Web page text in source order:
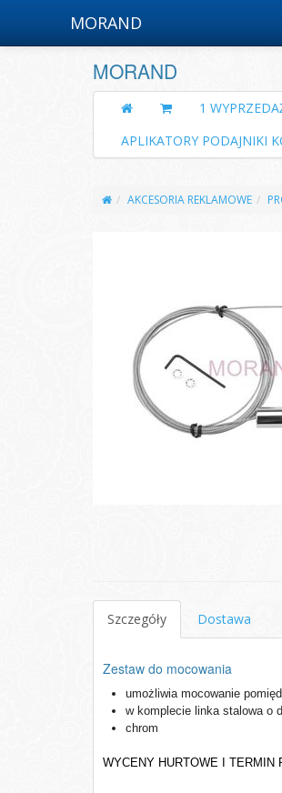
MORAND
MORAND
1
APLIKATORY PODAJNIKI
AKCESORIA REKLAMOWE
Szczegóły Dostawa
Zestaw do mocowania
umożliwia mocowanie
w komplecie linka stalowa o
chrom
WYCENY HURTOWE I TERMIN